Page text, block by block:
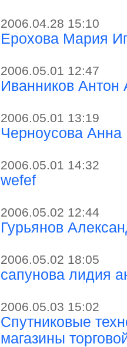
2006.04.28 15:10
Ерохова Мария
2006.05.01 12:47
Иванников Антон
2006.05.01 13:19
Черноусова
2006.05.01 14:32
wefef
2006.05.02 12:44
Гурьянов
2006.05.02 18:05
сапунова лидия
2006.05.03 15:02
Спутниковые
магазины